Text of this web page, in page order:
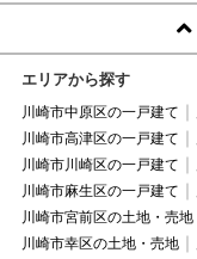
エリアから探す
川崎市中原区の一戸建て
川崎市高津区の一戸建て
川崎市川崎区の一戸建て
川崎市麻生区の一戸建て
川崎市宮前区の土地・売地
川崎市幸区の土地・売地